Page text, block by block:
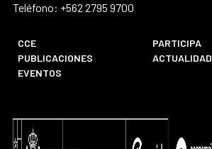
Teléfono: +562 2795 9700
CCE
PARTICIPA
PUBLICACIONES
ACTUALIDAD
EVENTOS